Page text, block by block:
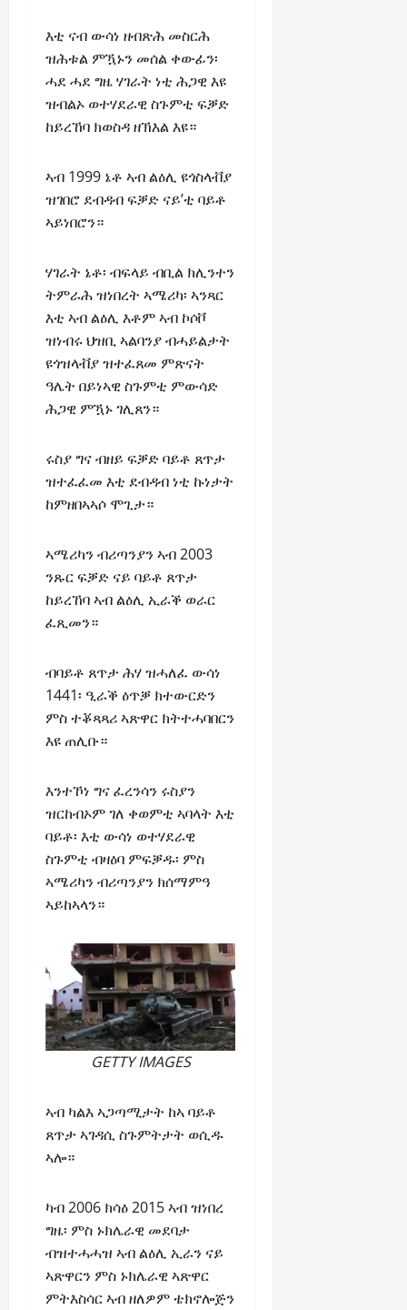
እቲ ናብ ውሳነ ዘብጽሕ መስርሕ
ዝሕቱል ምዃኑን መሰል ቀውፊን፡
ሓደ ሓደ ግዜ ሃገራት ነቲ ሕጋዊ እዩ
ዝብልኦ ወተሃደራዊ ስጉምቲ ፍቓድ
ከይረኸባ ክወስዳ ዘኽእል እዩ።
ኣብ 1999 ኔቶ ኣብ ልዕሊ ዩጎስላቭያ
ዝገበሮ ደብዳብ ፍቓድ ናይ’ቲ ባይቶ
ኣይነበሮን።
ሃገራት ኔቶ፡ ብፍላይ ብቢል ክሊንተን
ትምራሕ ዝነበረት ኣሜሪካ፡ ኣንጻር
እቲ ኣብ ልዕሊ እቶም ኣብ ኮሶቮ
ዝነብሩ ህዝቢ ኣልባንያ ብሓይልታት
ዩጎዝላቭያ ዝተፈጸመ ምጽናት
ዓሌት በይነኣዊ ስጉምቲ ምውሳድ
ሕጋዊ ምዃኑ ገሊጸን።
ሩስያ ግና ብዘይ ፍቓድ ባይቶ ጸጥታ
ዝተፈፈመ እቲ ደብዳብ ነቲ ኩነታት
ከምዘበኣኣሶ ሞጊታ።
ኣሜሪካን ብሪጣንያን ኣብ 2003
ንጹር ፍቓድ ናይ ባይቶ ጸጥታ
ከይረኸባ ኣብ ልዕሊ ኢራቕ ወራር
ፈጺመን።
ብባይቶ ጸጥታ ሕሃ ዝሓለፈ ውሳነ
1441፡ ዒራቕ ዕጥቓ ክተውርድን
ምስ ተቖጻጻሪ ኣጽዋር ክትተሓባበርን
እዩ ጠሊቡ።
እንተኾነ ግና ፈረንሳን ሩስያን
ዝርከብኦም ገለ ቀወምቲ ኣባላት እቲ
ባይቶ፡ እቲ ውሳነ ወተሃደራዊ
ስጉምቲ ብዛዕባ ምፍቓዱ፡ ምስ
ኣሜሪካን ብሪጣንያን ክሰማምዓ
ኣይከኣላን።
GETTY IMAGES
ኣብ ካልእ ኣጋጣሚታት ከኣ ባይቶ
ጸጥታ ኣገዳሲ ስጉምትታት ወሲዱ
ኣሎ።
ካብ 2006 ክሳዕ 2015 ኣብ ዝነበረ
ግዜ፡ ምስ ኑክሌራዊ መደባታ
ብዝተሓሓዝ ኣብ ልዕሊ ኢራን ናይ
ኣጽዋርን ምስ ኑክሌራዊ ኣጽዋር
ምትእስሳር ኣብ ዘለዎም ቴክኖሎጅን